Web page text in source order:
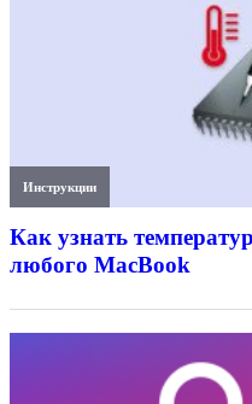
Инструкции
Как узнать
любого MacBook